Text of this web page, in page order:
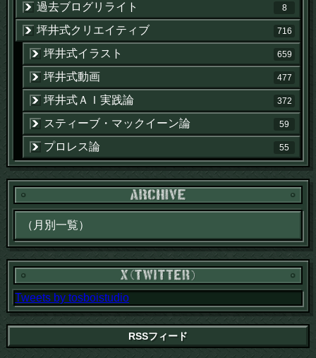
過去ブログリライト 8
坪井式クリエイティブ 716
坪井式イラスト 659
坪井式動画 477
坪井式ＡＩ実践論 372
スティーブ・マックイーン論 59
プロレス論 55
Tweets by tosboistudio
RSSフィード